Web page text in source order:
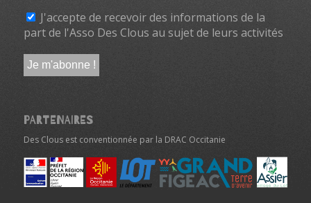
J'accepte de recevoir des informations de la
part de l'Asso Des Clous au sujet de leurs activités
PARTENAIRES
Des Clous est conventionnée par la DRAC Occitanie